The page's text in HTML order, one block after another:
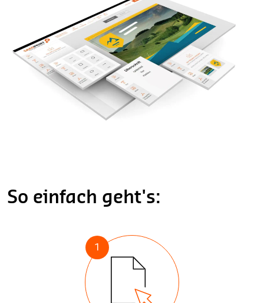
So einfach geht's:
1